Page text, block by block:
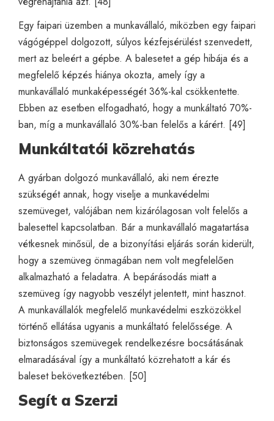
Egy faipari üzemben a munkavállaló, miközben egy faipari
vágógéppel dolgozott, súlyos kézfejsérülést szenvedett,
mert az beleért a gépbe. A balesetet a gép hibája és a
megfelelő képzés hiánya okozta, amely így a
munkavállaló munkaképességét 36%-kal csökkentette.
Ebben az esetben elfogadható, hogy a munkáltató 70%-
ban, míg a munkavállaló 30%-ban felelős a kárért. [49]
Munkáltatói közrehatás
A gyárban dolgozó munkavállaló, aki nem érezte
szükségét annak, hogy viselje a munkavédelmi
szemüveget, valójában nem kizárólagosan volt felelős a
balesettel kapcsolatban. Bár a munkavállaló magatartása
vétkesnek minősül, de a bizonyítási eljárás során kiderült,
hogy a szemüveg önmagában nem volt megfelelően
alkalmazható a feladatra. A bepárásodás miatt a
szemüveg így nagyobb veszélyt jelentett, mint hasznot.
A munkavállalók megfelelő munkavédelmi eszközökkel
történő ellátása ugyanis a munkáltató felelőssége. A
biztonságos szemüvegek rendelkezésre bocsátásának
elmaradásával így a munkáltató közrehatott a kár és
baleset bekövetkeztében. [50]
Segít a Szerzi